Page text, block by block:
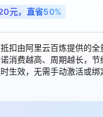
元，直省50%